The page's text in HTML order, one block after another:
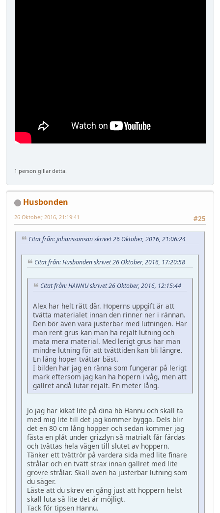
1 person gillar detta.
Husbonden
#25
26 Oktober, 2016, 21:19:41
Citat från: johanssonsan skrivet 26 Oktober, 2016, 21:06:24
Citat från: Husbonden skrivet 26 Oktober, 2016, 17:20:58
Citat från: HANNU skrivet 26 Oktober, 2016, 12:15:44
Alex har helt rätt där. Hoperns uppgift är att
tvätta materialet innan den rinner ner i rännan.
Den bör även vara justerbar med lutningen. Har
man rent grus kan man ha rejält lutning och
mata mera material. Med lerigt grus har man
mindre lutning för att tvätttiden kan bli längre.
En lång hoper tvättar bäst.
I bilden har jag en ränna som fungerar på lerigt
mark eftersom jag kan ha hopern i våg, men att
gallret ändå lutar rejält. En meter lång.
Jo jag har kikat lite på dina hb Hannu och skall ta
med mig lite till det jag kommer bygga. Dels blir
det en 80 cm lång hopper och sedan kommer jag
fästa en plåt under grizzlyn så matrialt får färdas
och tvättas hela vägen till slutet av hoppern.
Tänker ett tvättrör på vardera sida med lite finare
strålar och en tvätt strax innan gallret med lite
grövre strålar. Skall även ha justerbar lutning som
du säger.
Läste att du skrev en gång just att hoppern helst
skall luta så lite det är möjligt.
Tack för tipsen Hannu.